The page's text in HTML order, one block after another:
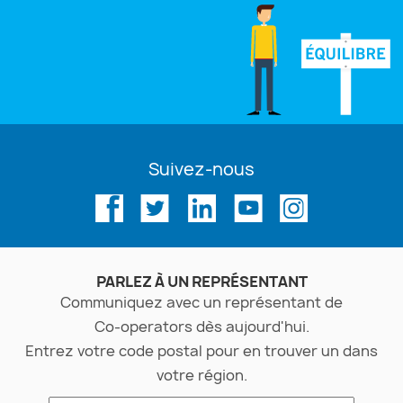
Suivez-nous
PARLEZ À UN REPRÉSENTANT
Communiquez avec un représentant de
Co-operatorsdès aujourd'hui.
Entrez votre code postal pour en trouver un dans
votre région.